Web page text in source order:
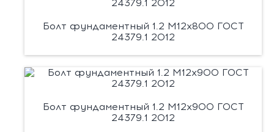
Болт фундаментный 1.2 М12х800 ГОСТ
24379.1 2012
Болт фундаментный 1.2 М12х900 ГОСТ
24379.1 2012